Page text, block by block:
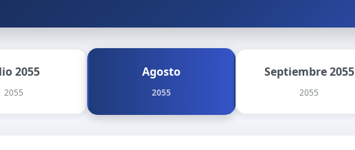
2055
2055
Agosto
2055
Septiembre 2055
2055